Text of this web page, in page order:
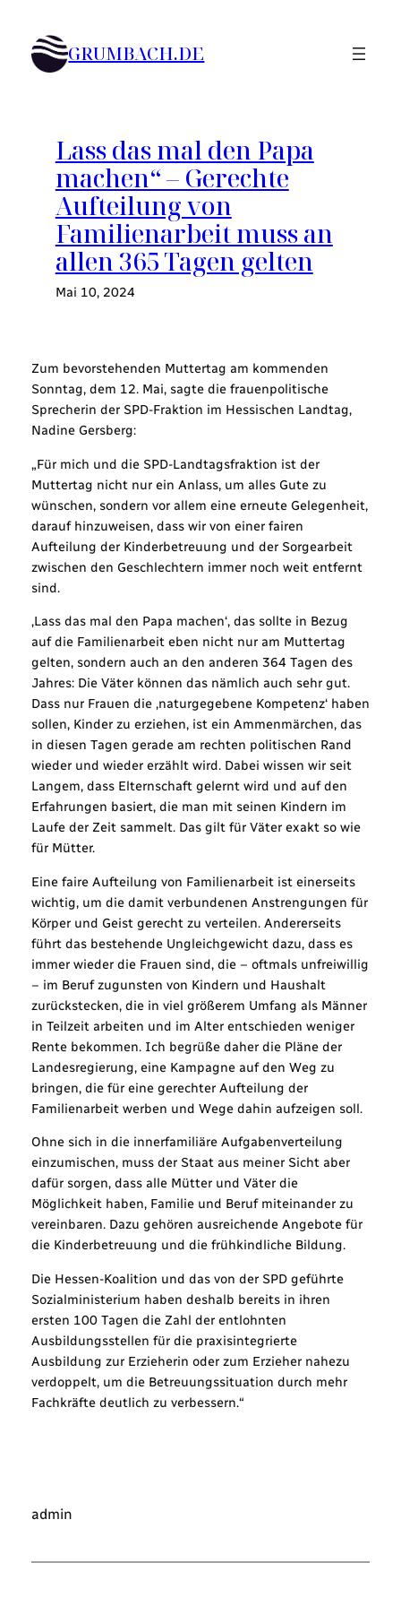
Inhalt
springen GRUMBACH.DE
Lass das mal den Papa
machen“ – Gerechte
Aufteilung von
Familienarbeit muss an
allen 365 Tagen gelten
Mai 10, 2024
Zum bevorstehenden Muttertag am kommenden
Sonntag, dem 12. Mai, sagte die frauenpolitische
Sprecherin der SPD-Fraktion im Hessischen Landtag,
Nadine Gersberg:
„Für mich und die SPD-Landtagsfraktion ist der
Muttertag nicht nur ein Anlass, um alles Gute zu
wünschen, sondern vor allem eine erneute Gelegenheit,
darauf hinzuweisen, dass wir von einer fairen
Aufteilung der Kinderbetreuung und der Sorgearbeit
zwischen den Geschlechtern immer noch weit entfernt
sind.
‚Lass das mal den Papa machen‘, das sollte in Bezug
auf die Familienarbeit eben nicht nur am Muttertag
gelten, sondern auch an den anderen 364 Tagen des
Jahres: Die Väter können das nämlich auch sehr gut.
Dass nur Frauen die ‚naturgegebene Kompetenz‘ haben
sollen, Kinder zu erziehen, ist ein Ammenmärchen, das
in diesen Tagen gerade am rechten politischen Rand
wieder und wieder erzählt wird. Dabei wissen wir seit
Langem, dass Elternschaft gelernt wird und auf den
Erfahrungen basiert, die man mit seinen Kindern im
Laufe der Zeit sammelt. Das gilt für Väter exakt so wie
für Mütter.
Eine faire Aufteilung von Familienarbeit ist einerseits
wichtig, um die damit verbundenen Anstrengungen für
Körper und Geist gerecht zu verteilen. Andererseits
führt das bestehende Ungleichgewicht dazu, dass es
immer wieder die Frauen sind, die – oftmals unfreiwillig
– im Beruf zugunsten von Kindern und Haushalt
zurückstecken, die in viel größerem Umfang als Männer
in Teilzeit arbeiten und im Alter entschieden weniger
Rente bekommen. Ich begrüße daher die Pläne der
Landesregierung, eine Kampagne auf den Weg zu
bringen, die für eine gerechter Aufteilung der
Familienarbeit werben und Wege dahin aufzeigen soll.
Ohne sich in die innerfamiliäre Aufgabenverteilung
einzumischen, muss der Staat aus meiner Sicht aber
dafür sorgen, dass alle Mütter und Väter die
Möglichkeit haben, Familie und Beruf miteinander zu
vereinbaren. Dazu gehören ausreichende Angebote für
die Kinderbetreuung und die frühkindliche Bildung.
Die Hessen-Koalition und das von der SPD geführte
Sozialministerium haben deshalb bereits in ihren
ersten 100 Tagen die Zahl der entlohnten
Ausbildungsstellen für die praxisintegrierte
Ausbildung zur Erzieherin oder zum Erzieher nahezu
verdoppelt, um die Betreuungssituation durch mehr
Fachkräfte deutlich zu verbessern.“
admin